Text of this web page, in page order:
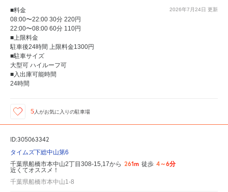
2026年7月24日 更新
■料金
08:00〜22:00 30分 220円
22:00〜08:00 60分 110円
■上限料金
駐車後24時間 上限料金1300円
■駐車サイズ
大型可 ハイルーフ可
■入出庫可能時間
24時間
5 人がお気に入りの駐車場
ID:305063342
タイムズ下総中山第6
千葉県船橋市本中山2丁目308-15,17から 261m 徒歩 4～6分
近くてオススメ！
千葉県船橋市本中山1-8